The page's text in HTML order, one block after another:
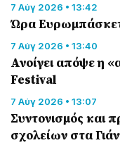
7 Αύγ 2026 • 13:42
Ώρα Ευρωμπάσκετ
7 Αύγ 2026 • 13:40
Ανοίγει απόψε η
Festival
7 Αύγ 2026 • 13:07
Συντονισμός και
σχολείων στα